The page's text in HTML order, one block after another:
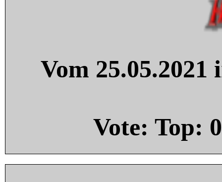
Vom
Vote: Top: 0